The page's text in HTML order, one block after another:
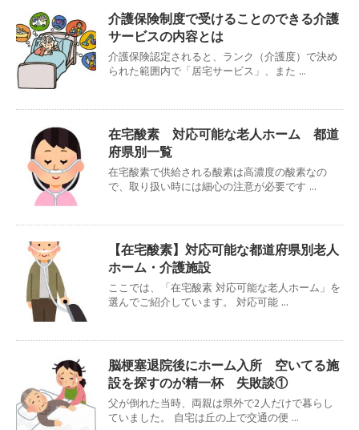
介護保険制度で受けることのできる介護
サービスの内容とは
介護保険認定されると、ランク（介護度）で決め
られた範囲内で「居宅サービス」、また ...
在宅酸素 対応可能な老人ホーム 都道
府県別一覧
在宅酸素で供給される酸素は高濃度の酸素なの
で、取り扱い時には細心の注意が必要です ...
【在宅酸素】対応可能な都道府県別老人
ホーム・介護施設
ここでは、「在宅酸素 対応可能な老人ホーム」を
選んでご紹介しています。 対応可能 ...
脳梗塞退院後にホーム入所 空いてる施
設を探すのが精一杯 失敗談①
父が倒れた当時、両親は県外で2人だけで暮らし
ていました。 自宅は丘の上で交通の便 ...